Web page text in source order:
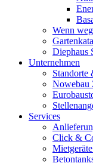
Wenn
Diephaus
Unternehmen
Standorte
Nowebau
Services
Click &